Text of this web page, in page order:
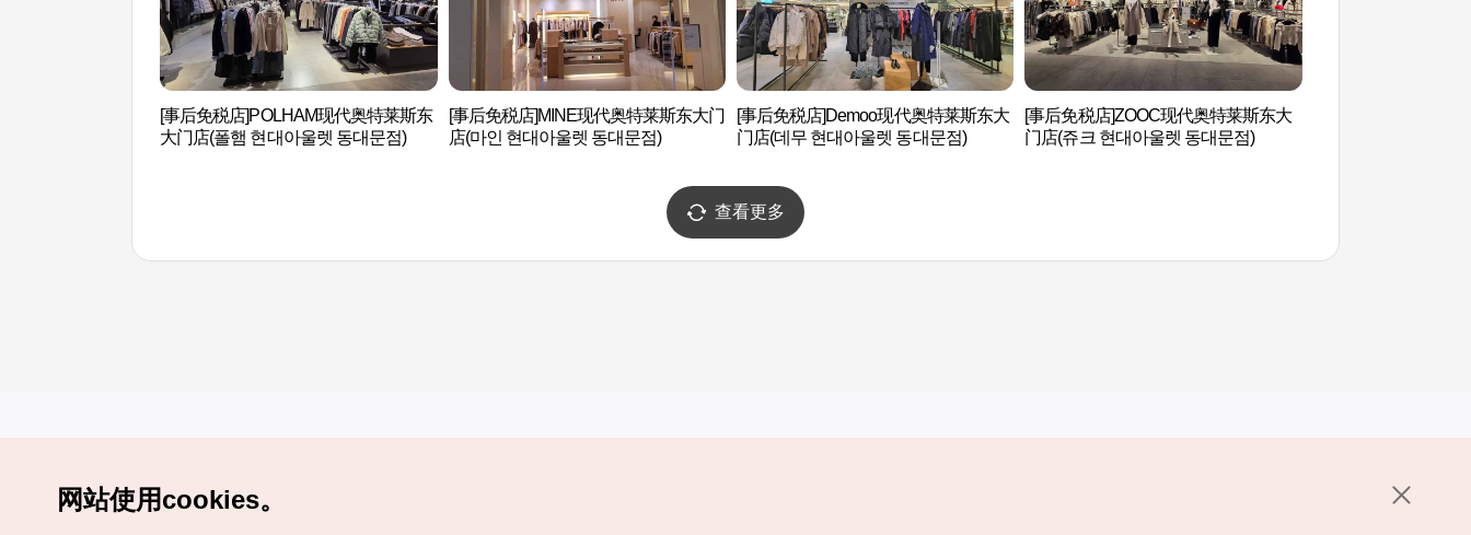
[事后免税店]POLHAM现代奥特莱斯东
大门店(폴햄 현대아울렛 동대문점)
[事后免税店]MINE现代奥特莱斯东大门
店(마인 현대아울렛 동대문점)
[事后免税店]Demoo现代奥特莱斯东大
门店(데무 현대아울렛 동대문점)
[事后免税店]ZOOC现代奥特莱斯东大
门店(쥬크 현대아울렛 동대문점)
查看更多
网站使用cookies。